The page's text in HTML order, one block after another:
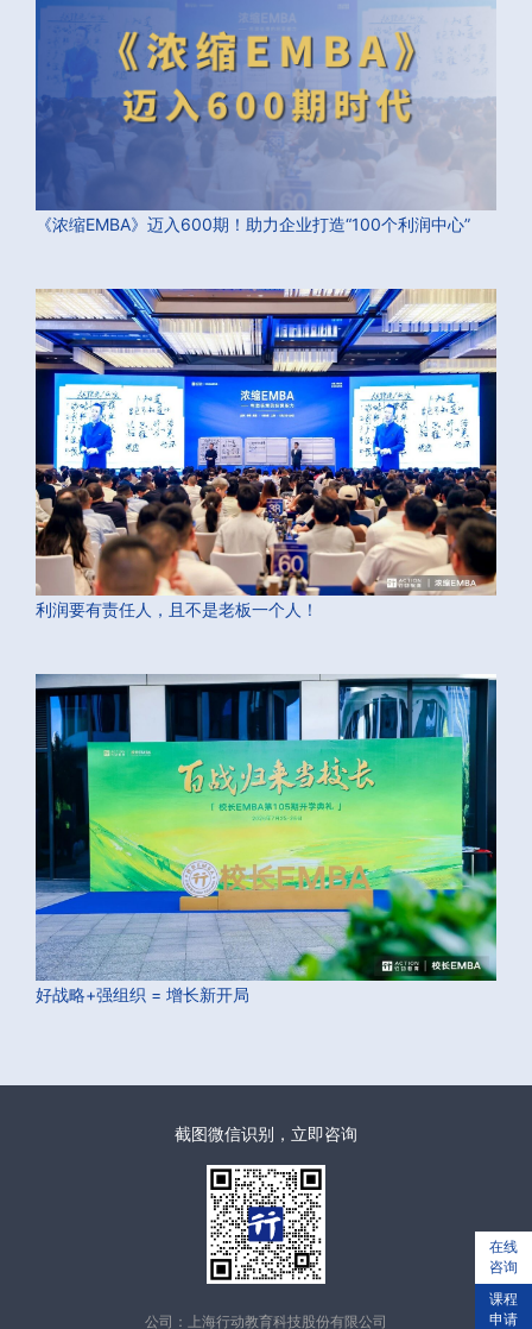
《浓缩EMBA》迈入600期！助力企业打造“100个利润中心”
利润要有责任人，且不是老板一个人！
好战略+强组织 = 增长新开局
截图微信识别，立即咨询
公司：上海行动教育科技股份有限公司
在线
咨询
课程
申请